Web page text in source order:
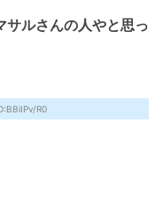
サルさんの人やと思っ
R0